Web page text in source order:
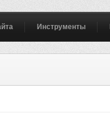
Инструменты